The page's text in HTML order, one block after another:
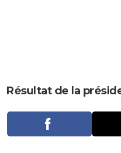
CARTE DE VOEUX
DICTIONNAIRE
Dictionnaire
Biographies
Expressions
Proverbes
PROGRAMME TV
Résultat de la